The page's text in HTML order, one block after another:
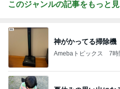
このジャンルの記事をもっと
神がかってる掃除機
Amebaトピックス 7時